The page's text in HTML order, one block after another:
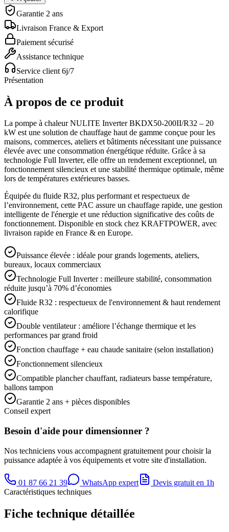
Garantie 2 ans
Livraison France & Export
Paiement sécurisé
Assistance technique
Service client 6j/7
Présentation
À propos de ce produit
La pompe à chaleur NULITE Inverter BKDX50-200II/R32 – 20
kW est une solution de chauffage haut de gamme conçue pour les
maisons, commerces, ateliers et bâtiments nécessitant une puissance
élevée avec une consommation énergétique réduite. Grâce à sa
technologie Full Inverter, elle offre un rendement exceptionnel, un
fonctionnement silencieux et une stabilité thermique optimale, même
lors de températures extérieures basses.
Équipée du fluide R32, plus performant et respectueux de
l’environnement, cette PAC assure un chauffage rapide, une gestion
intelligente de l'énergie et une réduction significative des coûts de
fonctionnement. Disponible en stock chez KRAFTPOWER, avec
livraison rapide en France & en Europe.
Puissance élevée : idéale pour grands logements, ateliers,
bureaux, locaux commerciaux
Technologie Full Inverter : meilleure stabilité, consommation
réduite jusqu’à 70% d’économies
Fluide R32 : respectueux de l'environnement & haut rendement
calorifique
Double ventilateur : améliore l’échange thermique et les
performances par grand froid
Fonction chauffage + eau chaude sanitaire (selon installation)
Fonctionnement silencieux
Compatible plancher chauffant, radiateurs basse température,
ballons tampon
Garantie 2 ans + pièces disponibles
Conseil expert
Besoin d'aide pour dimensionner ?
Nos techniciens vous accompagnent gratuitement pour choisir la
puissance adaptée à vos équipements et votre site d'installation.
01 87 66 21 39 WhatsApp expert
Devis gratuit en 1h
Caractéristiques techniques
Fiche technique détaillée